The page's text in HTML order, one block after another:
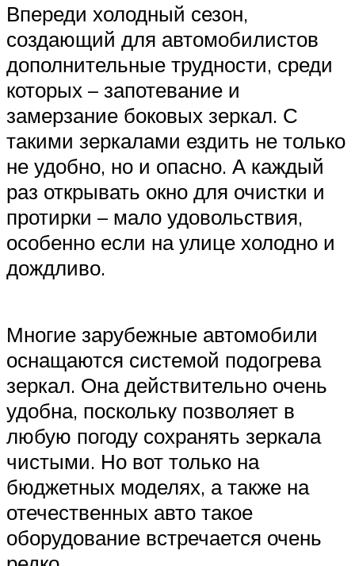
Впереди холодный сезон,
создающий для автомобилистов
дополнительные трудности, среди
которых – запотевание и
замерзание боковых зеркал. С
такими зеркалами ездить не только
не удобно, но и опасно. А каждый
раз открывать окно для очистки и
протирки – мало удовольствия,
особенно если на улице холодно и
дождливо.
Многие зарубежные автомобили
оснащаются системой подогрева
зеркал. Она действительно очень
удобна, поскольку позволяет в
любую погоду сохранять зеркала
чистыми. Но вот только на
бюджетных моделях, а также на
отечественных авто такое
оборудование встречается очень